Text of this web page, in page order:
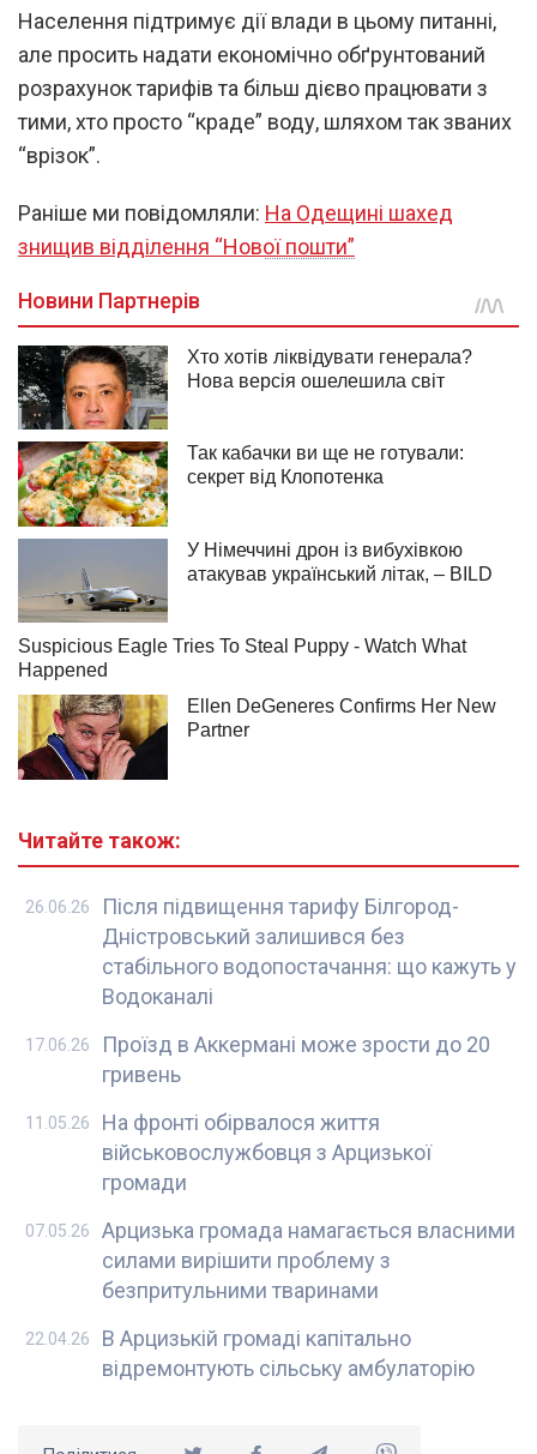
Населення підтримує дії влади в цьому питанні,
але просить надати економічно обґрунтований
розрахунок тарифів та більш дієво працювати з
тими, хто просто “краде” воду, шляхом так званих
“врізок”.
Раніше ми повідомляли: На Одещині шахед
знищив відділення “Нової пошти”
Читайте також:
Після підвищення тарифу Білгород-
Дністровський залишився без
стабільного водопостачання: що кажуть у
Водоканалі
26.06.26
Проїзд в Аккермані може зрости до 20
гривень
17.06.26
На фронті обірвалося життя
військовослужбовця з Арцизької
громади
11.05.26
Арцизька громада намагається власними
силами вирішити проблему з
безпритульними тваринами
07.05.26
В Арцизькій громаді капітально
відремонтують сільську амбулаторію
22.04.26